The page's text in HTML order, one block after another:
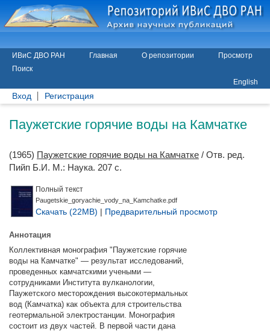
ИВиС ДВО РАН Главная О репозитории
Просмотр
Поиск
English
Вход Регистрация
Паужетские горячие воды на Камчатке
(1965) Паужетские горячие воды на Камчатке / Отв. ред.
Пийп Б.И. М.: Наука. 207 с.
Полный текст
Paugetskie_goryachie_vody_na_Kamchatke.pdf
Скачать (22MB) | Предварительный просмотр
Аннотация
Коллективная монография "Паужетские горячие
воды на Камчатке" — результат исследований,
проведенных камчатскими учеными —
сотрудниками Института вулканологии,
Паужетского месторождения высокотермальных
вод (Камчатка) как объекта для строительства
геотермальной электростанции. Монография
состоит из двух частей. В первой части дана